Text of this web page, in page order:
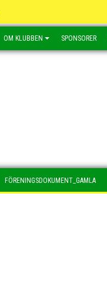
OM KLUBBEN SPONSORER
FÖRENINGSDOKUMENT_GAMLA